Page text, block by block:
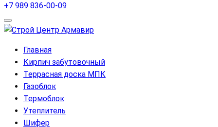
+7 989 836-00-09
Главная
Кирпич забутовочный
Террасная доска МПК
Газоблок
Термоблок
Утеплитель
Шифер